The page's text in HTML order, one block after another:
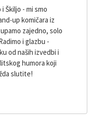
Škiljo - mi smo
up komičara iz
zajedno, solo
i glazbu -
od naših izvedbi i
humora koji
slutite!